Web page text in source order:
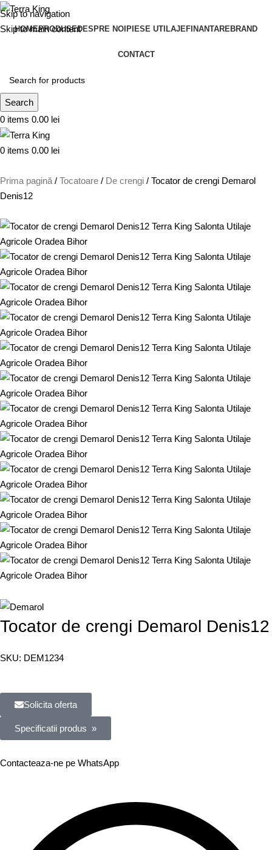
Skip to navigation
Skip to main content
HOMEPRODUSEDESPRE NOIPIESE UTILAJEFINANTAREBRAND
CONTACT
Search
0 items 0.00 lei
0 items 0.00 lei
Prima pagină Tocatoare De crengi
Tocator de crengi Demarol
Denis12
Tocator de crengi Demarol Denis12
SKU: DEM1234
Solicita oferta
Specificatii produs »
Contacteaza-ne pe WhatsApp